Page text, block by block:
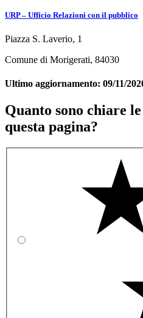
URP – Ufficio Relazioni con il pubblico
Piazza S. Laverio, 1
Comune di Morigerati, 84030
Ultimo aggiornamento: 09/11/
Quanto sono chiare
questa pagina?